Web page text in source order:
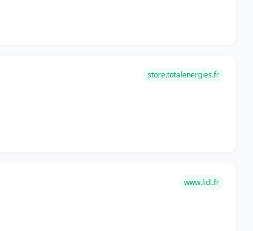
store.totalenergies.fr
www.lidl.fr